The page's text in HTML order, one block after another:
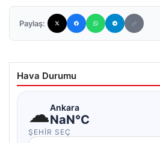
Paylaş:
Hava Durumu
☁Ankara
NaN°C
ŞEHIR SEÇ